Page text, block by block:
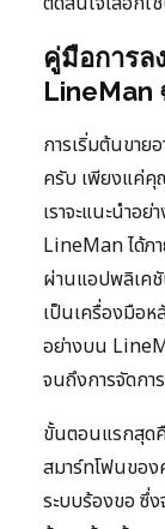
คู่มือการล
LineMan
การเริ่มต้นขาย
ครับ เพียงแค่คุ
เราจะแนะนำอ
LineMan ได้ภ
ผ่านแอปพลิเค
เป็นเครื่องมือห
อย่างบน
จนถึงการจัดกา
ขั้นตอนแรกสุด
สมาร์ทโฟนขอ
ระบบร้องขอ ซึ่